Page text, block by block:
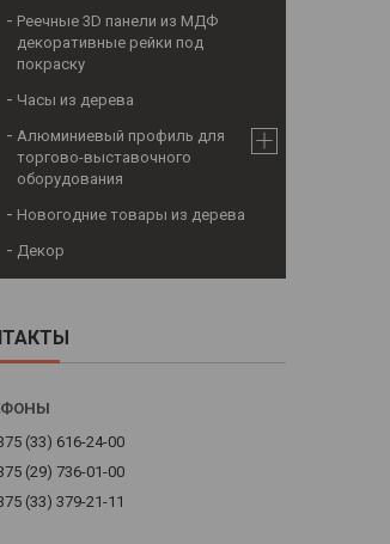
Реечные 3D панели из МДФ
декоративные рейки под
покраску
Часы из дерева
Алюминиевый профиль для
торгово-выставочного
оборудования
Новогодние товары из дерева
Декор
(33) 616-24-00
(29) 736-01-00
(33) 379-21-11